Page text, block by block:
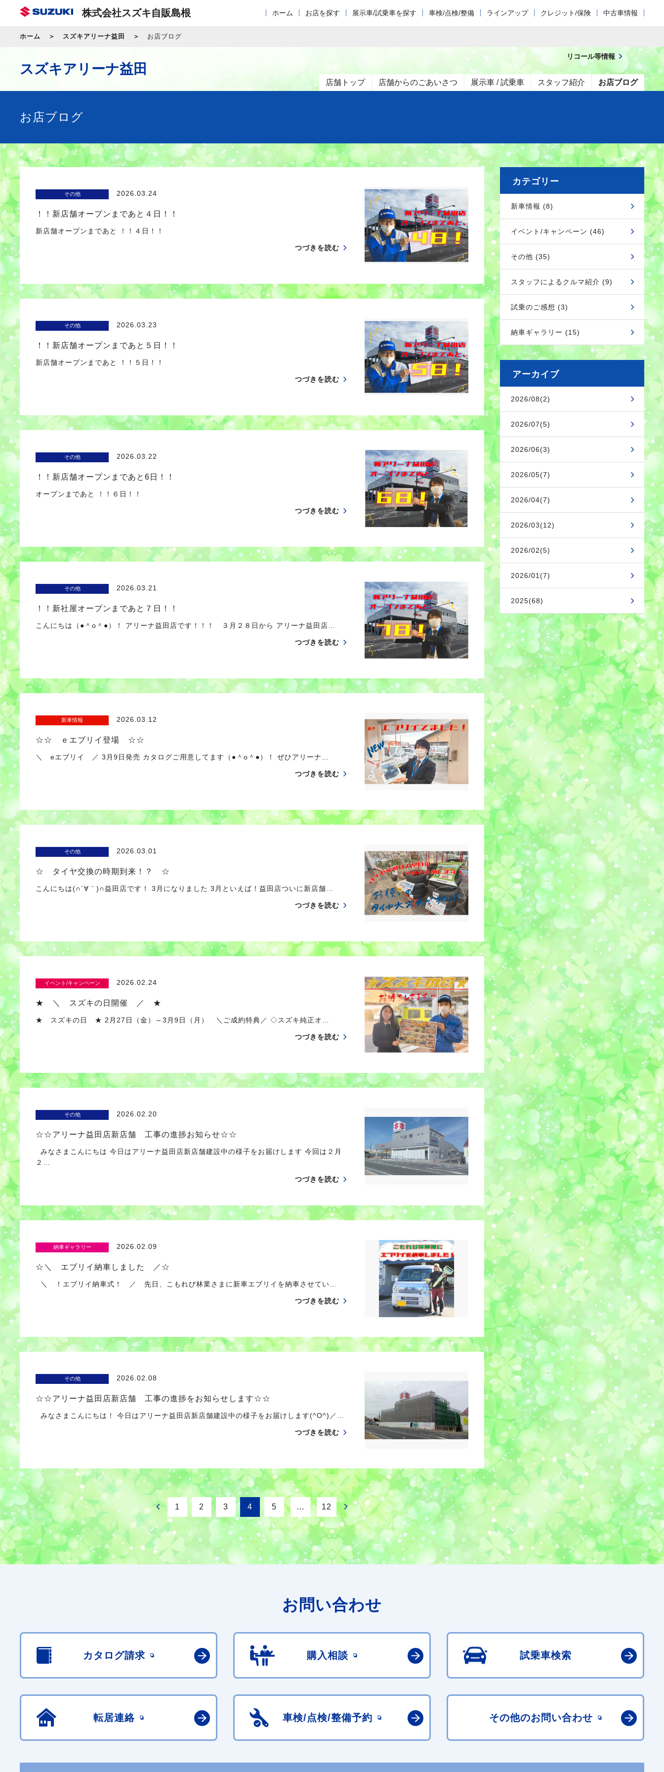
株式会社スズキ自販島根 ホーム お店を探す 展示車/試乗車を探す 車検/点検/整備 ラインアップ クレジット/保険 中古車情報
ホーム スズキアリーナ益田 お店ブログ
スズキアリーナ益田
店舗トップ 店舗からのごあいさつ 展示車 / 試乗車 スタッフ紹介 お店ブログ
リコール等情報
お店ブログ
その他 2026.03.24
！！新店舗オープンまであと４日！！
新店舗オープンまであと ！！４日！！
つづきを読む
その他 2026.03.23
！！新店舗オープンまであと５日！！
新店舗オープンまであと ！！５日！！
つづきを読む
その他 2026.03.22
！！新店舗オープンまであと6日！！
オープンまであと ！！６日！！
つづきを読む
その他 2026.03.21
！！新社屋オープンまであと７日！！
こんにちは（●＾o＾●）！ アリーナ益田店です！！！ ３月２８日から アリーナ益田店…
つづきを読む
新車情報 2026.03.12
☆☆ ｅエブリイ登場 ☆☆
＼ eエブリイ ／ 3月9日発売 カタログご用意してます（●＾o＾●）！ ぜひアリーナ…
つづきを読む
その他 2026.03.01
☆ タイヤ交換の時期到来！？ ☆
こんにちは(∩´∀｀)∩益田店です！ 3月になりました 3月といえば！益田店ついに新店舗…
つづきを読む
イベント/キャンペーン 2026.02.24
★ ＼ スズキの日開催 ／ ★
★ スズキの日 ★ 2月27日（金）～3月9日（月） ＼ご成約特典／ ◇スズキ純正オ…
つづきを読む
その他 2026.02.20
☆☆アリーナ益田店新店舗 工事の進捗お知らせ☆☆
みなさまこんにちは 今日はアリーナ益田店新店舗建設中の様子をお届けします 今回は２月
２…
つづきを読む
納車ギャラリー 2026.02.09
☆＼ エブリイ納車しました ／☆
＼ ！エブリイ納車式！ ／ 先日、こもれび林業さまに新車エブリイを納車させてい…
つづきを読む
その他 2026.02.08
☆☆アリーナ益田店新店舗 工事の進捗をお知らせします☆☆
みなさまこんにちは！ 今日はアリーナ益田店新店舗建設中の様子をお届けします(^O^)／…
つづきを読む
1 2 3 4 5 … 12
カテゴリー
新車情報 (8)
イベント/キャンペーン (46)
その他 (35)
スタッフによるクルマ紹介 (9)
試乗のご感想 (3)
納車ギャラリー (15)
アーカイブ
2026/08(2)
2026/07(5)
2026/06(3)
2026/05(7)
2026/04(7)
2026/03(12)
2026/02(5)
2026/01(7)
2025(68)
お問い合わせ
カタログ請求 購入相談 試乗車検索
転居連絡 車検/点検/整備予約 その他のお問い合わせ